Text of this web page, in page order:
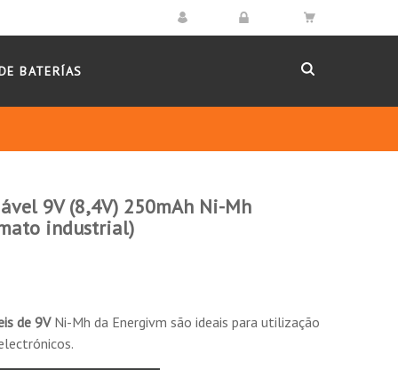
BATERÍAS
9V (8,4V) 250mAh Ni-Mh
industrial)
de 9VNi-Mh da Energivm são ideais para utilização